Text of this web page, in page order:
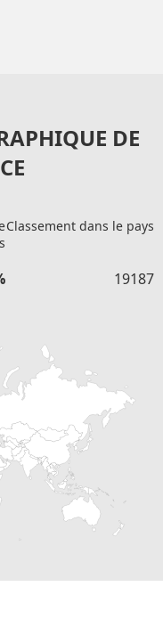
DE
Classement dans le pays
19187